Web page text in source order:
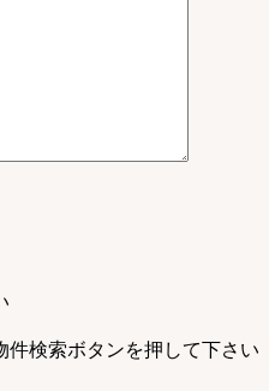
件検索ボタンを押して下さい